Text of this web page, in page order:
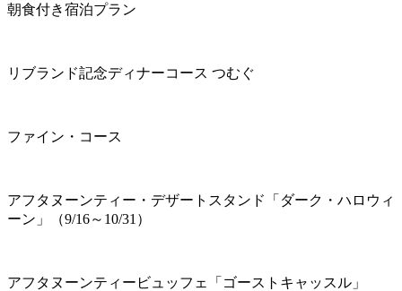
朝食付き宿泊プラン
リブランド記念ディナーコース つむぐ
ファイン・コース
アフタヌーンティー・デザートスタンド「ダーク・ハロウィ
ーン」（9/16～10/31）
アフタヌーンティービュッフェ「ゴーストキャッスル」